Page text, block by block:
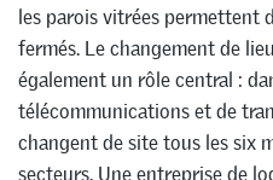
les parois vitrées permettent
fermés. Le changement de
également un rôle central :
télécommunications et de
changent de site tous les six
secteurs. Une entreprise de